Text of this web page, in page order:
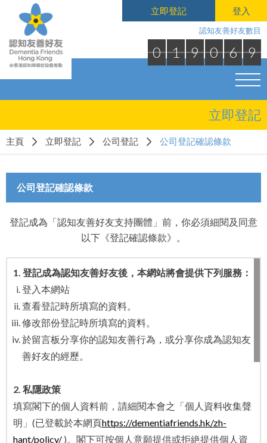
立即登記 登入
認知友善好友數目
0 1 9 0 6 9
立即登記
主頁 立即登記 公司登記 公司登記確認條款
公司登記確認條款
登記成為「認知友善好友支持團體」前，你必須細閱及同意
以下《登記確認條款》。
1. 登記成為認知友善好友後，本網站將會提供下列服務：
登入本網站
查看登記時所填寫的資料。
修改部份登記時所填寫的資料。
於留言板分享你的認知友善行為，或分享你成為認知友
善好友的經歷。
2. 私隱政策
填寫閣下的個人資料前，請細閱本會之「個人資料收集聲
明」(已登載於本網頁https://dementiafriends.hk/zh-
hant/policy/ )。閣下可按個人意願提供或拒絶提供個人資